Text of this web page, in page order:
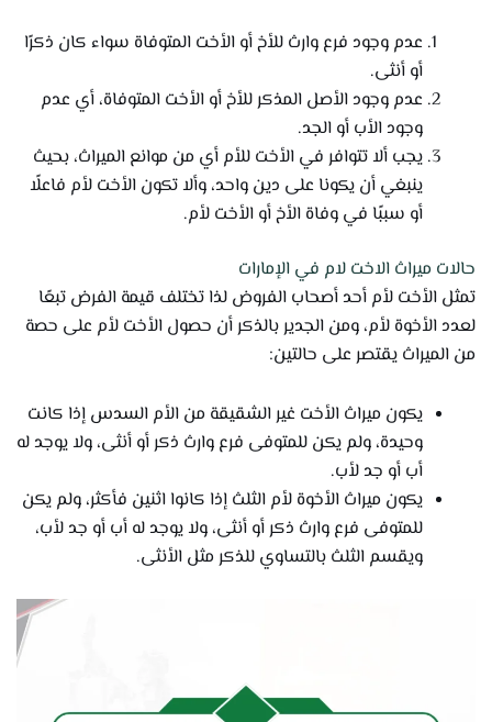
عدم وجود فرع وارث للأخ أو الأخت المتوفاة سواء كان ذكرًا
أو أنثى.
عدم وجود الأصل المذكر للأخ أو الأخت المتوفاة، أي عدم
وجود الأب أو الجد.
يجب ألا تتوافر في الأخت للأم أي من موانع الميراث، بحيث
ينبغي أن يكونا على دين واحد، وألا تكون الأخت لأم فاعلًا
أو سببًا في وفاة الأخ أو الأخت لأم.
حالات ميراث الاخت لام في الإمارات
تمثل الأخت لأم أحد أصحاب الفروض لذا تختلف قيمة الفرض تبعًا
لعدد الأخوة لأم، ومن الجدير بالذكر أن حصول الأخت لأم على حصة
من الميراث يقتصر على حالتين:
يكون ميراث الأخت غير الشقيقة من الأم السدس إذا كانت
وحيدة، ولم يكن للمتوفى فرع وارث ذكر أو أنثى، ولا يوجد له
أب أو جد لأب.
يكون ميراث الأخوة لأم الثلث إذا كانوا اثنين فأكثر، ولم يكن
للمتوفى فرع وارث ذكر أو أنثى، ولا يوجد له أب أو جد لأب،
ويقسم الثلث بالتساوي للذكر مثل الأنثى.